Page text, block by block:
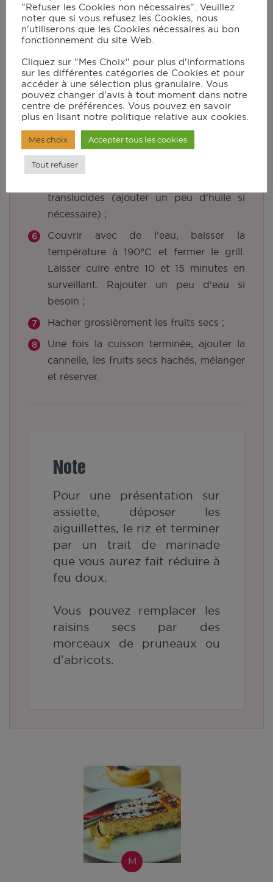
jusqu'au palier de cuisson souhaité (si
vos aiguillettes sont très fines, préférer le
premier palier).
Placer l'accessoire plat de cuisson et
lancer le grill en mode manuel/240°C.
Mettre de l'huile d'olive. Au bout de
quelques instants, ajouter l'oignon
d'une spatule en silicone ;
Ajouter le riz (ou boulghour) et remuer
translucides (ajouter un peu d'huile si
nécessaire) ;
Couvrir avec de l'eau, baisser la
température à 190°C et fermer le grill.
Laisser cuire entre 10 et 15 minutes en
surveillant. Rajouter un peu d'eau si
besoin ;
Hacher grossièrement les fruits secs ;
Une fois la cuisson terminée, ajouter la
cannelle, les fruits secs hachés, mélanger
et réserver.
Note
Pour une présentation sur
assiette, déposer les
aiguillettes, le riz et terminer
par un trait de marinade
que vous aurez fait réduire à
feu doux.
Vous pouvez remplacer les
raisins secs par des
morceaux de pruneaux ou
d'abricots.
M
"Refuser les Cookies non nécessaires". Veuillez
noter que si vous refusez les Cookies, nous
n'utiliserons que les Cookies nécessaires au bon
fonctionnement du site Web.
Cliquez sur "Mes Choix" pour plus d'informations
sur les différentes catégories de Cookies et pour
accéder à une sélection plus granulaire. Vous
pouvez changer d'avis à tout moment dans notre
centre de préférences. Vous pouvez en savoir
plus en lisant notre politique relative aux cookies.
Mes choix Accepter tous les cookies
Tout refuser